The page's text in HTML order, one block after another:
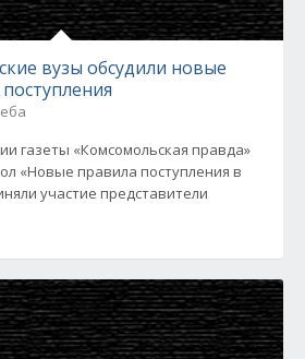
вузы обсудили новые
газеты «Комсомольская правда»
«Новые правила поступления в
участие представители